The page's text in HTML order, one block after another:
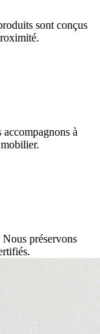
sont conçus
à
Nous préservons